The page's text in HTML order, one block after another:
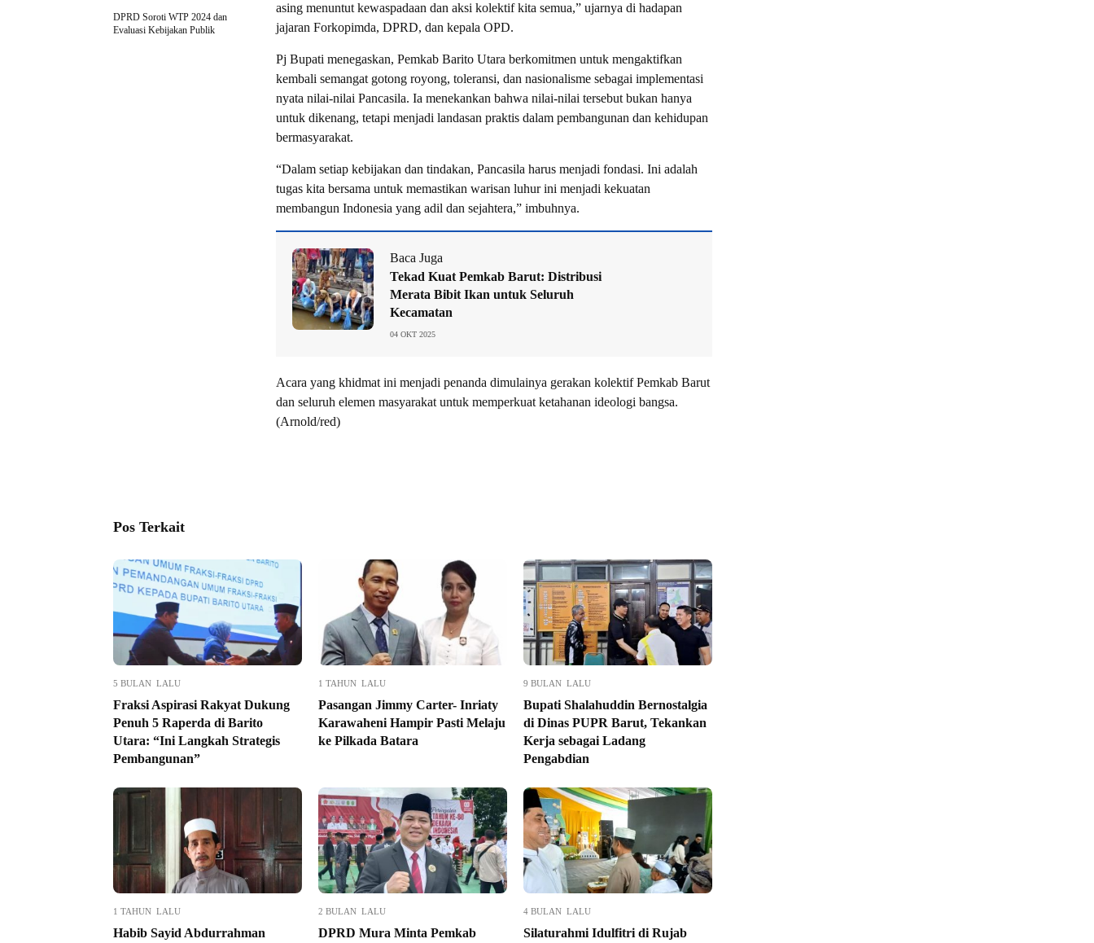
asing menuntut kewaspadaan dan aksi kolektif kita semua,” ujarnya di hadapan
jajaran Forkopimda, DPRD, dan kepala OPD.
Pj Bupati menegaskan, Pemkab Barito Utara berkomitmen untuk mengaktifkan
kembali semangat gotong royong, toleransi, dan nasionalisme sebagai implementasi
nyata nilai-nilai Pancasila. Ia menekankan bahwa nilai-nilai tersebut bukan hanya
untuk dikenang, tetapi menjadi landasan praktis dalam pembangunan dan kehidupan
bermasyarakat.
“Dalam setiap kebijakan dan tindakan, Pancasila harus menjadi fondasi. Ini adalah
tugas kita bersama untuk memastikan warisan luhur ini menjadi kekuatan
membangun Indonesia yang adil dan sejahtera,” imbuhnya.
Baca Juga
Tekad Kuat Pemkab Barut: Distribusi
Merata Bibit Ikan untuk Seluruh
Kecamatan
04 OKT 2025
Acara yang khidmat ini menjadi penanda dimulainya gerakan kolektif Pemkab Barut
dan seluruh elemen masyarakat untuk memperkuat ketahanan ideologi bangsa.
(Arnold/red)
DPRD Soroti WTP 2024 dan
Evaluasi Kebijakan Publik
Pos Terkait
5 BULAN LALU
Fraksi Aspirasi Rakyat Dukung
Penuh 5 Raperda di Barito
Utara: “Ini Langkah Strategis
Pembangunan”
1 TAHUN LALU
Pasangan Jimmy Carter- Inriaty
Karawaheni Hampir Pasti Melaju
ke Pilkada Batara
9 BULAN LALU
Bupati Shalahuddin Bernostalgia
di Dinas PUPR Barut, Tekankan
Kerja sebagai Ladang
Pengabdian
1 TAHUN LALU
Habib Sayid Abdurrahman
2 BULAN LALU
DPRD Mura Minta Pemkab
4 BULAN LALU
Silaturahmi Idulfitri di Rujab